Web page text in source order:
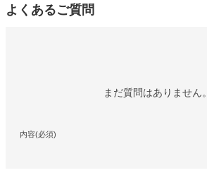
よくあるご質問
まだ質問はありません。
内容(必須)